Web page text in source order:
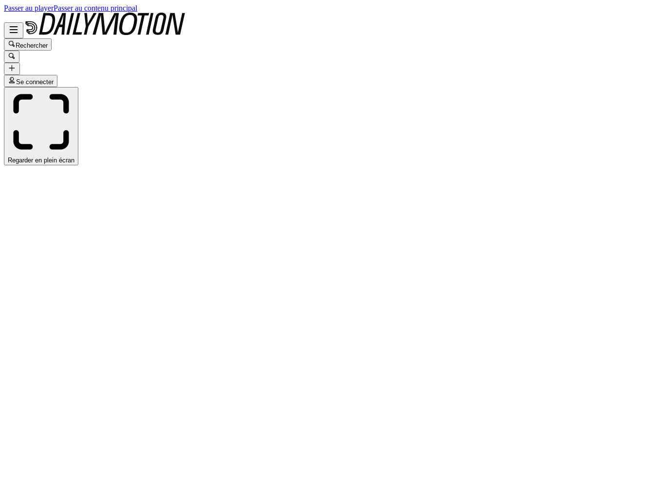
Passer au playerPasser au contenu principal
Rechercher
Se connecter
Regarder en plein écran